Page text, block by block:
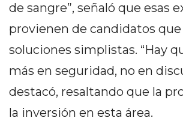
NOTICIAS
ROJAS
DE
ARRECIFES
NOTICIAS
de sangre”, señaló que esas
provienen de candidatos
soluciones simplistas. “Hay
más en seguridad, no en
destacó, resaltando que la
la inversión en esta área.